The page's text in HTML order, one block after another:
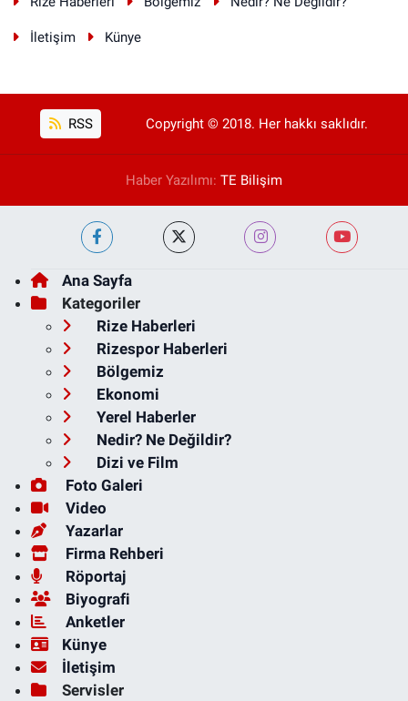
İletişim Künye
RSS Copyright © 2018. Her hakkı saklıdır.
Haber Yazılımı: TE Bilişim
Ana Sayfa
Kategoriler
Rize Haberleri
Rizespor Haberleri
Bölgemiz
Ekonomi
Yerel Haberler
Nedir? Ne Değildir?
Dizi ve Film
Foto Galeri
Video
Yazarlar
Firma Rehberi
Röportaj
Biyografi
Anketler
Künye
İletişim
Servisler